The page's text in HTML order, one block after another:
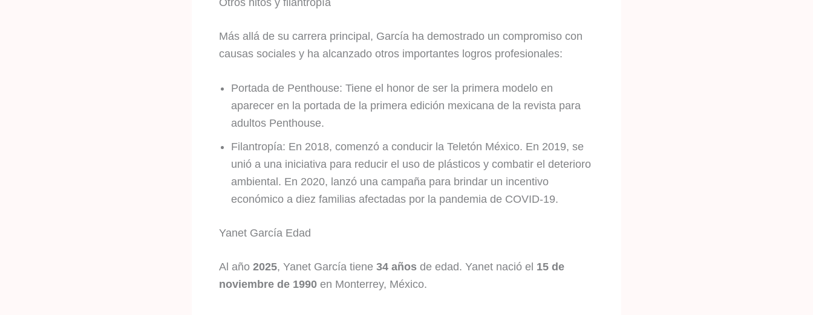
Más allá de su carrera principal, García ha demostrado un compromiso con
causas sociales y ha alcanzado otros importantes logros profesionales:
Portada de Penthouse: Tiene el honor de ser la primera modelo en
aparecer en la portada de la primera edición mexicana de la revista para
adultos Penthouse.
Filantropía: En 2018, comenzó a conducir la Teletón México. En 2019, se
unió a una iniciativa para reducir el uso de plásticos y combatir el deterioro
ambiental. En 2020, lanzó una campaña para brindar un incentivo
económico a diez familias afectadas por la pandemia de COVID-19.
Yanet García Edad
Al año 2025, Yanet García tiene 34 años de edad. Yanet nació el 15 de
noviembre de 1990 en Monterrey, México.